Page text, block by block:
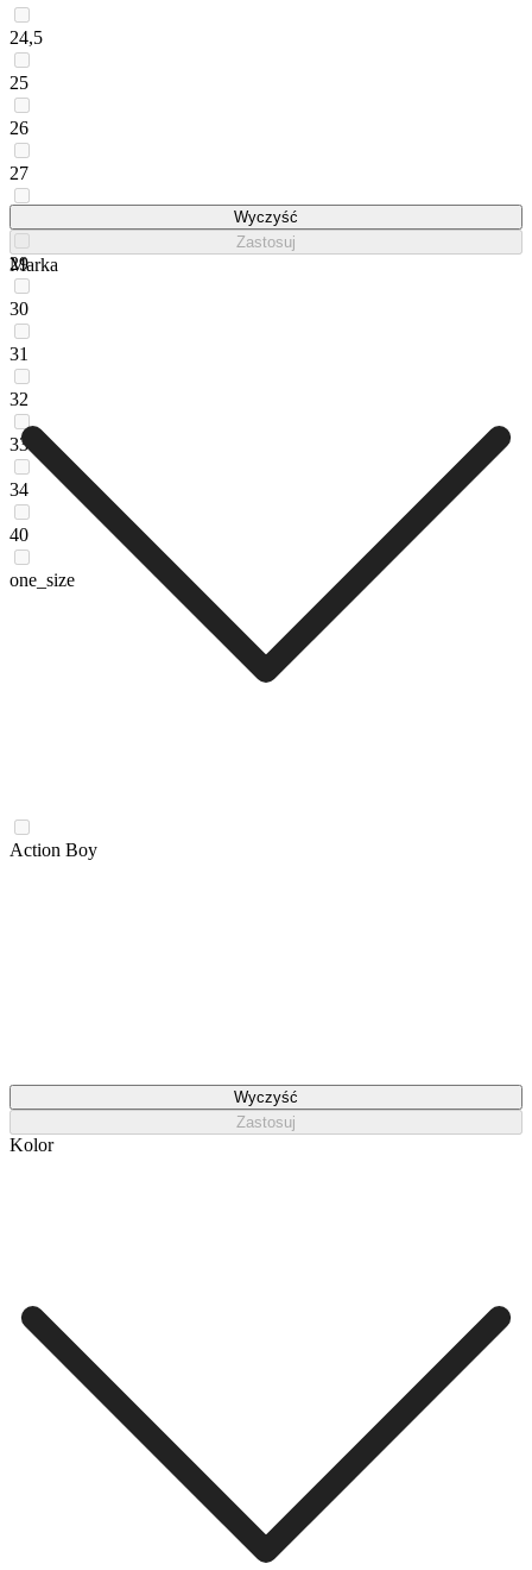
24,5
25
26
27
29
30
31
32
33
34
40
one_size
Wyczyść
Zastosuj
Marka
Action Boy
Wyczyść
Zastosuj
Kolor